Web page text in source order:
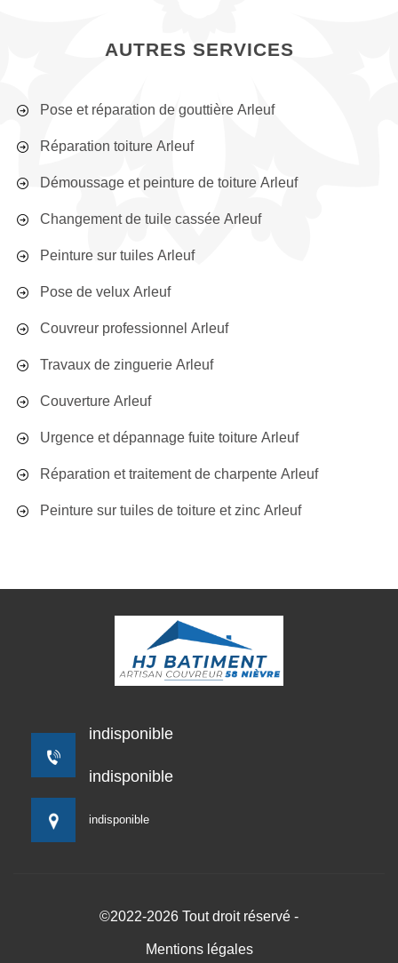
AUTRES SERVICES
Pose et réparation de gouttière Arleuf
Réparation toiture Arleuf
Démoussage et peinture de toiture Arleuf
Changement de tuile cassée Arleuf
Peinture sur tuiles Arleuf
Pose de velux Arleuf
Couvreur professionnel Arleuf
Travaux de zinguerie Arleuf
Couverture Arleuf
Urgence et dépannage fuite toiture Arleuf
Réparation et traitement de charpente Arleuf
Peinture sur tuiles de toiture et zinc Arleuf
indisponible
indisponible
indisponible
©2022-2026 Tout droit réservé -
Mentions légales